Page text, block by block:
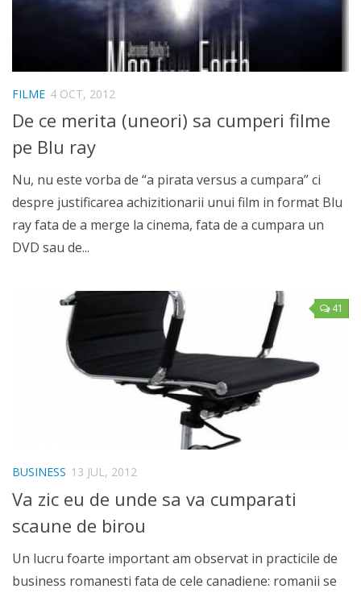
FILME 4 OCT, 2012
De ce merita (uneori) sa cumperi filme
pe Blu ray
Nu, nu este vorba de “a pirata versus a cumpara” ci
despre justificarea achizitionarii unui film in format Blu
ray fata de a merge la cinema, fata de a cumpara un
DVD sau de...
41
BUSINESS 13 JUL, 2012
Va zic eu de unde sa va cumparati
scaune de birou
Un lucru foarte important am observat in practicile de
business romanesti fata de cele canadiene: romanii se